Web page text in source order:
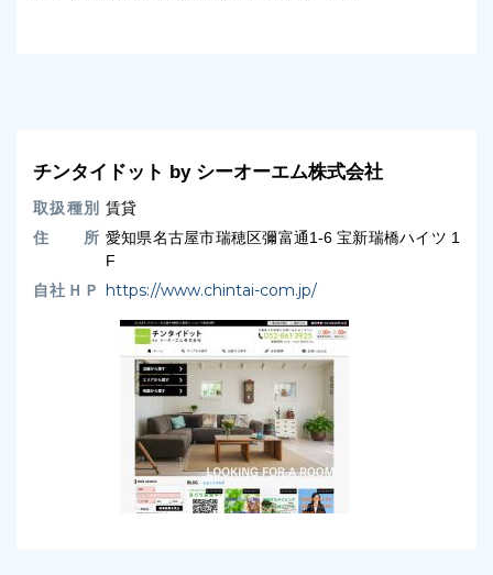
チンタイドット by シーオーエム株式会社
取扱種別 賃貸
住 所 愛知県名古屋市瑞穂区彌富通1-6 宝新瑞橋ハイツ 1
F
自社ＨＰ https://www.chintai-com.jp/